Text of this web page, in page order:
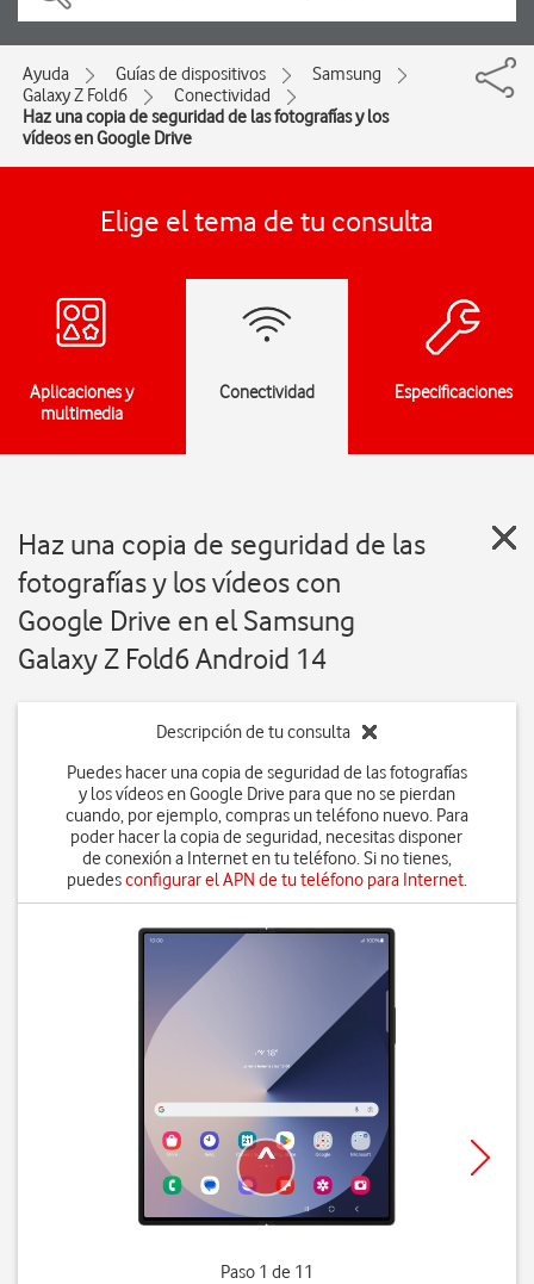
Ayuda Guías de dispositivos
Samsung
Galaxy Z Fold6
Conectividad
Haz una copia de seguridad de las fotografías y los
vídeos en Google Drive
Elige el tema de tu consulta
Aplicaciones y
multimedia
Conectividad Especificaciones
Haz una copia de seguridad de las
fotografías y los vídeos con
Google Drive en el Samsung
Galaxy Z Fold6 Android 14
Descripción de tu consulta
Puedes hacer una copia de seguridad de las fotografías
y los vídeos en Google Drive para que no se pierdan
cuando, por ejemplo, compras un teléfono nuevo. Para
poder hacer la copia de seguridad, necesitas disponer
de conexión a Internet en tu teléfono. Si no tienes,
puedesconfigurar el APN de tu teléfono para Internet.
Paso 1 de 11